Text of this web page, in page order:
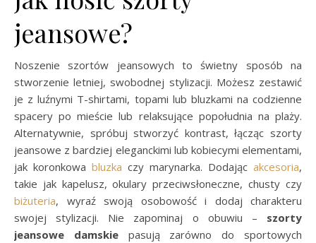
jeansowe?
Noszenie szortów jeansowych to świetny sposób na
stworzenie letniej, swobodnej stylizacji. Możesz zestawić
je z luźnymi T-shirtami, topami lub bluzkami na codzienne
spacery po mieście lub relaksujące popołudnia na plaży.
Alternatywnie, spróbuj stworzyć kontrast, łącząc szorty
jeansowe z bardziej eleganckimi lub kobiecymi elementami,
jak koronkowa bluzka czy marynarka. Dodając akcesoria,
takie jak kapelusz, okulary przeciwsłoneczne, chusty czy
biżuteria, wyraź swoją osobowość i dodaj charakteru
swojej stylizacji. Nie zapominaj o obuwiu – szorty
jeansowe damskiepasują zarówno do sportowych